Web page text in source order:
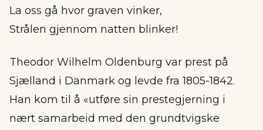
La oss gå hvor graven vinker,
Strålen gjennom natten blinker!
Theodor Wilhelm Oldenburg var prest på
Sjælland i Danmark og levde fra 1805-1842.
Han kom til å «utføre sin prestegjerning i
nært samarbeid med den grundtvigske